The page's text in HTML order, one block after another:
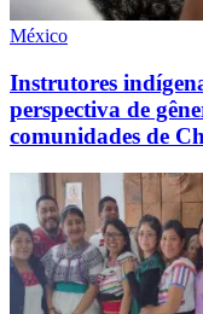
México
Instrutores
perspectiva de
comunidades de